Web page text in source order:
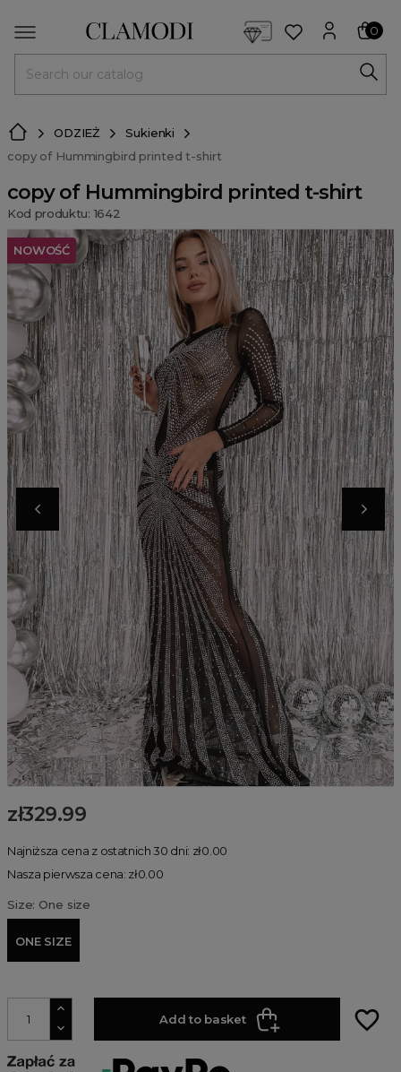
0
ODZIEŻ
Sukienki
copy of Hummingbird printed t-shirt
copy of Hummingbird printed t-shirt
Kod produktu: 1642
NOWOŚĆ
zł329.99
Najniższa cena z ostatnich 30 dni: zł0.00
Nasza pierwsza cena: zł0.00
Size: One size
ONE SIZE
Add to basket favorite_border